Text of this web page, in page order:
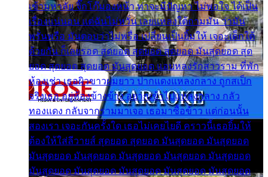
เข้ามหาลัย จิ๊กโก๊มองหน้า ท่าจะมีปัญหา ไม่พอใจ ได้เป็น
เรื่องแน่นอน แต่ฉันไม่หวั่น เลยแหลงใต้ถามมัน ว่ามัน
พรั่นพรือ มันตอบว่าไม่พรื่อ เปลี่ยนเป็นยิ้มให้ เจอะเด็กใต้
ด้วยกัน ก็เลยรอด สุดยอด สุดยอด สุดยอด มันสุดยอด สุด
ยอด สุดยอด สุดยอด มันสุดยอด แอบหลงรักสาวราม ที่พัก
ห้องเช่า เธอผิวขาวผมยาว ปากแดงแหลงกลาง ถูกสเป็ก
จริงเธอ อยู่ห้องข้างข้าง อยากเข้าไปแหลงกลาง กลัว
ทองแดง กลับจากรามมาเจอ เธอมาซื้อข้าว แต่ก่อนนั้น
สองเรา เจอะกันครั้งใด เธอไม่เคยไยดี คราวนี้เธอยิ้มให้
ต้องให้ใส่ลีวายส์ สุดยอด สุดยอด มันสุดยอด มันสุดยอด
มันสุดยอด มันสุดยอด มันสุดยอด มันสุดยอด มันสุดยอด
มันสุดยอด มันสุดยอด มันสุดยอด มันสุดยอด มันสุดยอด